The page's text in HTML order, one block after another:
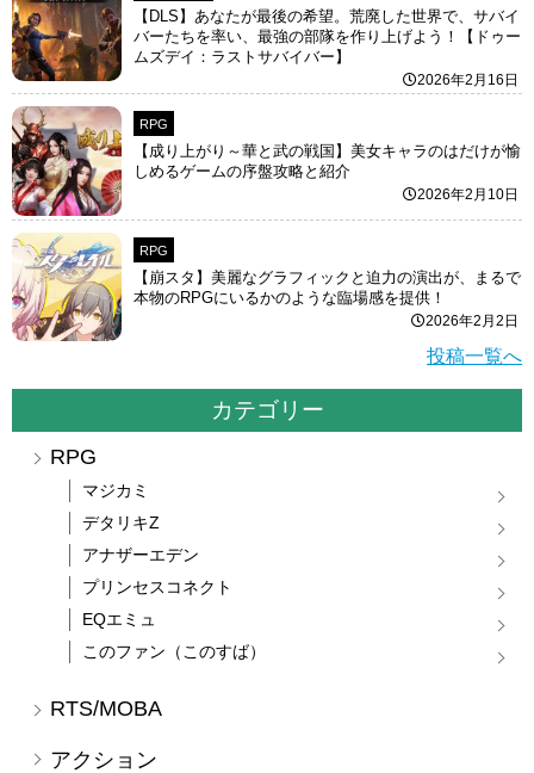
【DLS】あなたが最後の希望。荒廃した世界で、サバイ
バーたちを率い、最強の部隊を作り上げよう！【ドゥー
ムズデイ：ラストサバイバー】
2026年2月16日
RPG
【成り上がり～華と武の戦国】美女キャラのはだけが愉
しめるゲームの序盤攻略と紹介
2026年2月10日
RPG
【崩スタ】美麗なグラフィックと迫力の演出が、まるで
本物のRPGにいるかのような臨場感を提供！
2026年2月2日
投稿一覧へ
カテゴリー
RPG
マジカミ
デタリキZ
アナザーエデン
プリンセスコネクト
EQエミュ
このファン（このすば）
RTS/MOBA
アクション